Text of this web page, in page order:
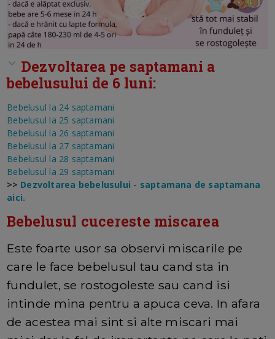
Dezvoltarea pe saptamani a
bebelusului de 6 luni:
Bebelusul la 24 saptamani
Bebelusul la 25 saptamani
Bebelusul la 26 saptamani
Bebelusul la 27 saptamani
Bebelusul la 28 saptamani
Bebelusul la 29 saptamani
>> Dezvoltarea bebelusului - saptamana de saptamana
aici.
Bebelusul cucereste miscarea
Este foarte usor sa observi miscarile pe
care le face bebelusul tau cand sta in
fundulet, se rostogoleste sau cand isi
intinde mina pentru a apuca ceva. In afara
de acestea mai sint si alte miscari mai